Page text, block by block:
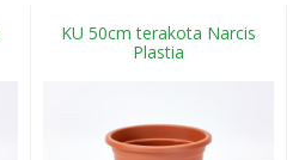
KU 50cm terakota Narcis
Plastia